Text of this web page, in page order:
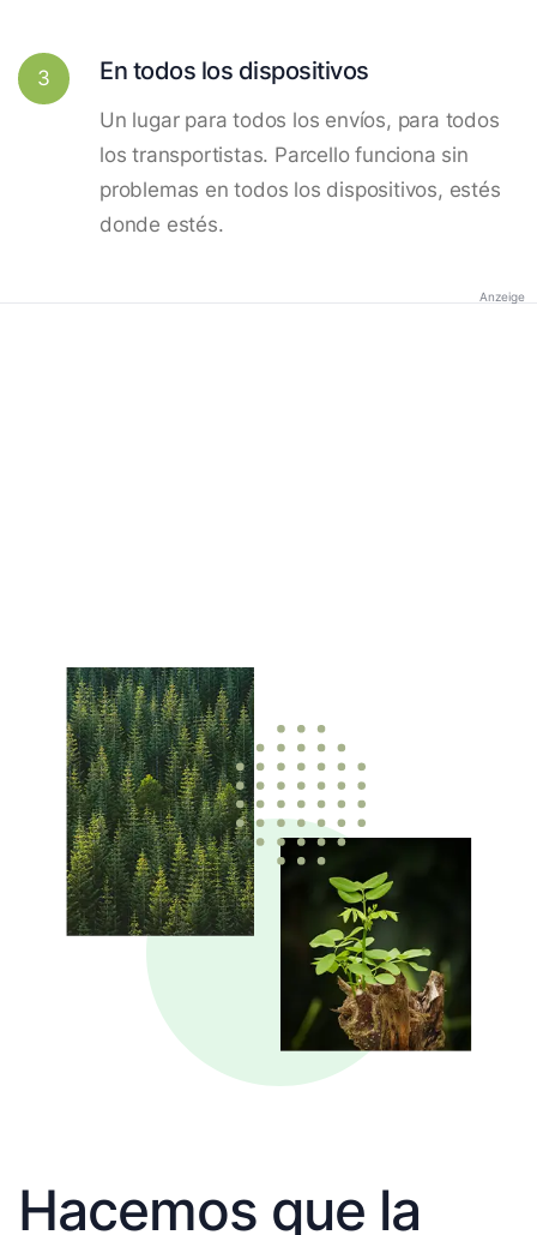
3 En todos los dispositivos
Un lugar para todos los envíos, para todos
los transportistas. Parcello funciona sin
problemas en todos los dispositivos, estés
donde estés.
Anzeige
Hacemos que la